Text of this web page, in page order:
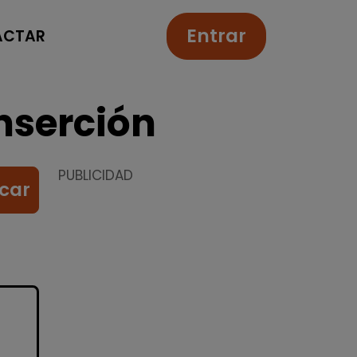
Entrar
PUBLICIDAD